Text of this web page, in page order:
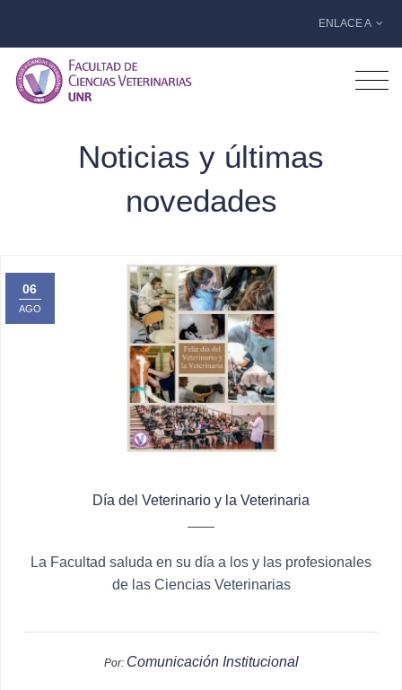
ENLACE A
Noticias y últimas
novedades
06
AGO
Día del Veterinario y la Veterinaria
La Facultad saluda en su día a los y las profesionales
de las Ciencias Veterinarias
Por: Comunicación Institucional